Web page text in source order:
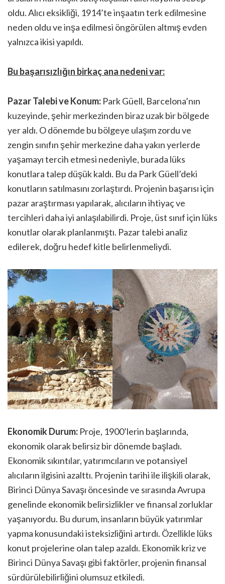
oldu. Alıcı eksikliği, 1914’te inşaatın terk edilmesine
neden oldu ve inşa edilmesi öngörülen altmış evden
yalnızca ikisi yapıldı.
Bu başarısızlığın birkaç ana nedeni var:
Pazar Talebi ve Konum: Park Güell, Barcelona’nın
kuzeyinde, şehir merkezinden biraz uzak bir bölgede
yer aldı. O dönemde bu bölgeye ulaşım zordu ve
zengin sınıfın şehir merkezine daha yakın yerlerde
yaşamayı tercih etmesi nedeniyle, burada lüks
konutlara talep düşük kaldı. Bu da Park Güell’deki
konutların satılmasını zorlaştırdı. Projenin başarısı için
pazar araştırması yapılarak, alıcıların ihtiyaç ve
tercihleri daha iyi anlaşılabilirdi. Proje, üst sınıf için lüks
konutlar olarak planlanmıştı. Pazar talebi analiz
edilerek, doğru hedef kitle belirlenmeliydi.
Ekonomik Durum: Proje, 1900’lerin başlarında,
ekonomik olarak belirsiz bir dönemde başladı.
Ekonomik sıkıntılar, yatırımcıların ve potansiyel
alıcıların ilgisini azalttı. Projenin tarihi ile ilişkili olarak,
Birinci Dünya Savaşı öncesinde ve sırasında Avrupa
genelinde ekonomik belirsizlikler ve finansal zorluklar
yaşanıyordu. Bu durum, insanların büyük yatırımlar
yapma konusundaki isteksizliğini artırdı. Özellikle lüks
konut projelerine olan talep azaldı. Ekonomik kriz ve
Birinci Dünya Savaşı gibi faktörler, projenin finansal
sürdürülebilirliğini olumsuz etkiledi.